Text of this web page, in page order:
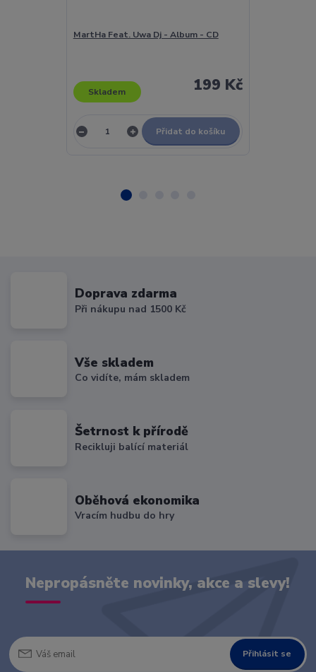
MartHa Feat. Uwa Dj - Album - CD
199 Kč
Skladem
Přidat do košíku
Doprava zdarma
Při nákupu nad 1500 Kč
Vše skladem
Co vidíte, mám skladem
Šetrnost k přírodě
Recikluji balící materiál
Oběhová ekonomika
Vracím hudbu do hry
Nepropásněte novinky, akce a slevy!
Přihlásit se